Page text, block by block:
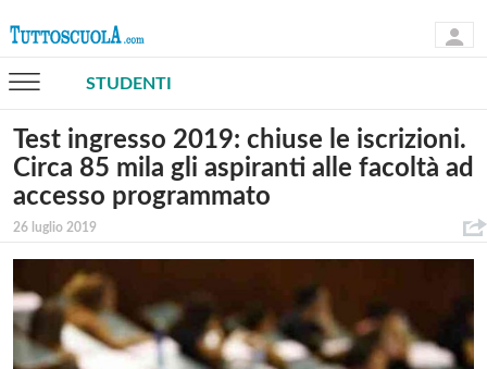
STUDENTI
Test ingresso 2019: chiuse le iscrizioni.
Circa 85 mila gli aspiranti alle facoltà ad
accesso programmato
26 luglio 2019